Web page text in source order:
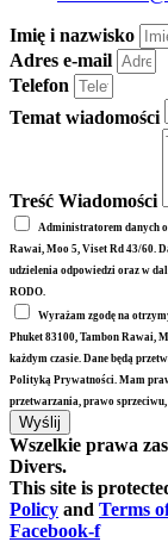
Imię i nazwisko
Adres e-mail
Telefon
Temat wiadomości
Treść Wiadomości
Administratorem danych
Rawai, Moo 5, Viset Rd 43/60.
udzielenia odpowiedzi oraz w
RODO.
Wyrażam zgodę na
Phuket 83100, Tambon Rawai,
każdym czasie. Dane będą
Polityką Prywatności. Mam
przetwarzania, prawo
Wyślij
Wszelkie prawa
Divers.
This site is
Policy and Terms
Facebook-f